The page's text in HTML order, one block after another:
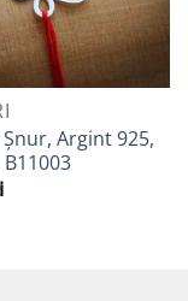
Argint 925,